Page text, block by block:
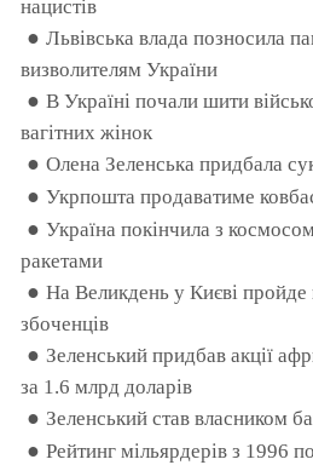
нацистів
● Львівська влада позносила
визволителям України
● В Україні почали шити
вагітних жінок
● Олена Зеленська придбала
● Укрпошта продаватиме
● Україна покінчила з
ракетами
● На Великдень у Києві
збоченців
● Зеленський придбав акції
за 1.6 млрд доларів
● Зеленський став власником
● Рейтинг мільярдерів з 1996